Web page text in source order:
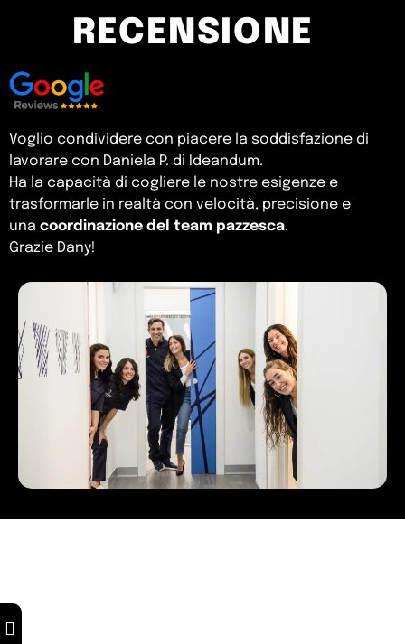
RECENSIONE
Voglio condividere con piacere la soddisfazione di
lavorare con Daniela P. di Ideandum.
Ha la capacità di cogliere le nostre esigenze e
trasformarle in realtà con velocità, precisione e
una coordinazione del team pazzesca.
Grazie Dany!